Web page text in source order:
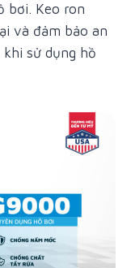
bơi. Keo ron
và đảm bảo an
sử dụng hồ